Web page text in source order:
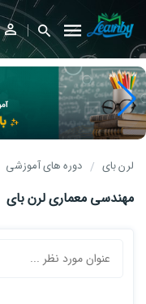
لرن بای دوره های آموزشی
مهندسی معماری لرن بای